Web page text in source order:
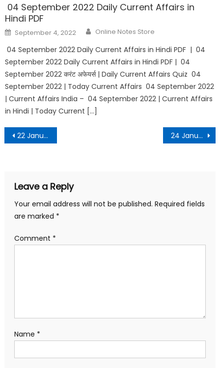
04 September 2022 Daily Current Affairs in
Hindi PDF
September 4, 2022 Online Notes Store
04 September 2022 Daily Current Affairs in Hindi PDF | 04
September 2022 Daily Current Affairs in Hindi PDF | 04
September 2022 करंट अफेयर्स | Daily Current Affairs Quiz 04
September 2022 | Today Current Affairs 04 September 2022
| Current Affairs India – 04 September 2022 | Current Affairs
in Hindi | Today Current […]
22 January 2022 Daily Current Affairs in Hindi PDF 24 January 2022 Daily Current Affairs in Hindi PDF
Leave a Reply
Your email address will not be published. Required fields
are marked *
Comment *
Name *